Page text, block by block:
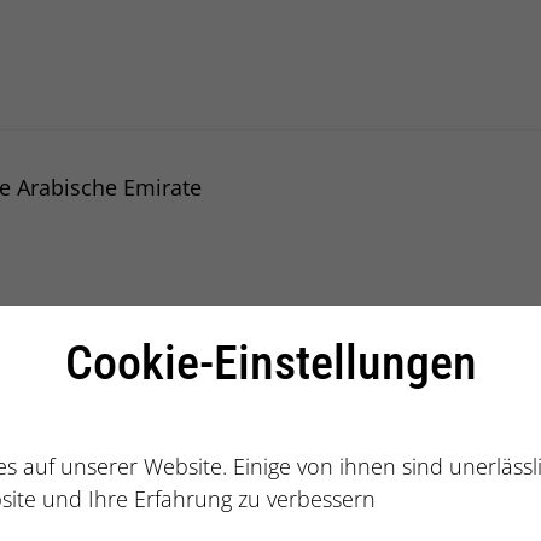
Arabische Emirate
Cookie-Einstellungen
auf unserer Website. Einige von ihnen sind
und Ihre Erfahrung zu verbessern